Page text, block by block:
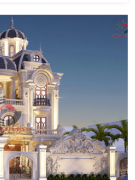
tân cổ điển có hồ bơi, có sân